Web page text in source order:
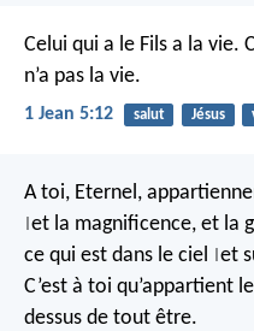
Celui qui a le Fils a la vie.
n’a pas la vie.
1 Jean 5:12 salut Jésus
A toi, Eternel,
et la magnificence, et la
ce qui est dans le ciel
et
C’est à toi qu’appartient
dessus de tout être.